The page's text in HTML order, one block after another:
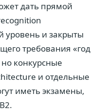
дать прямой
уровень и закрыты
требования «год
конкурсные
и отдельные
иметь экзамены,